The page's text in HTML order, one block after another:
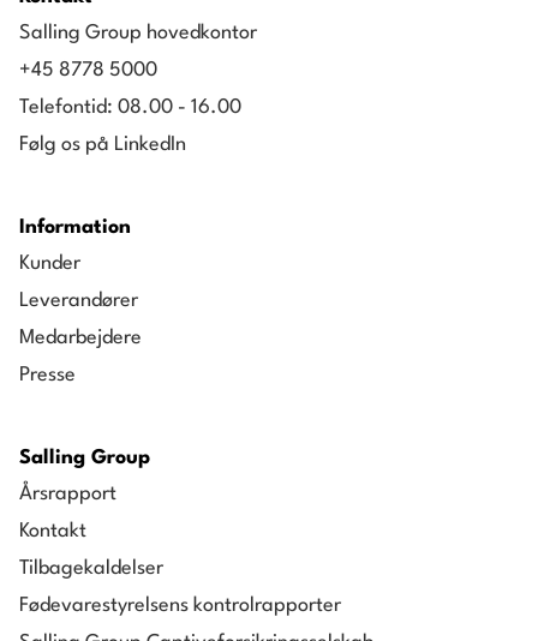
Salling Group hovedkontor
+45 8778 5000
Telefontid: 08.00 - 16.00
Følg os på LinkedIn
Information
Kunder
Leverandører
Medarbejdere
Presse
Salling Group
Årsrapport
Kontakt
Tilbagekaldelser
Fødevarestyrelsens kontrolrapporter